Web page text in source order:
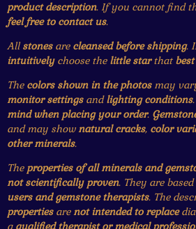
product description. If you cannot find
feel free to contact us.
Allstonesare cleansed before shipping.
intuitivelychoose the little starthat
The colors shown in the photosmay
monitor settingsandlighting conditions
mind when placing your order.
and may shownatural cracks, color
other minerals.
The properties of all minerals and
not scientifically proven. They are
users and gemstone therapists. The
propertiesarenot intended to replace
a qualified therapist or medical